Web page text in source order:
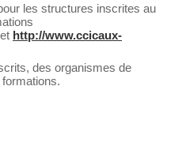
les structures inscrites au
et http://www.ccicaux-
des organismes de